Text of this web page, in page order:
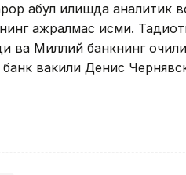
қабул қилишда аналитик
ажралмас қисми.
ва Миллий банкнинг
вакили Денис